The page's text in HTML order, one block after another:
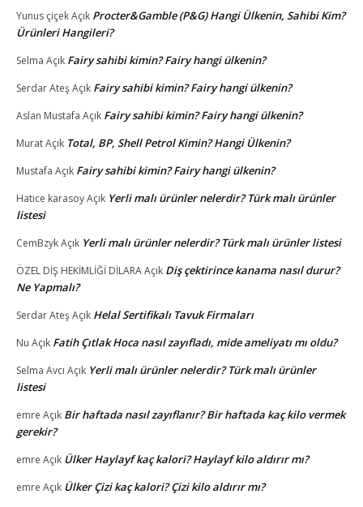
Yunus çiçekAçık Procter&Gamble (P&G) Hangi Ülkenin, Sahibi Kim?
Ürünleri Hangileri?
Selma Açık Fairy sahibi kimin? Fairy hangi ülkenin?
Serdar AteşAçık Fairy sahibi kimin? Fairy hangi ülkenin?
Aslan Mustafa Açık Fairy sahibi kimin? Fairy hangi ülkenin?
MuratAçık Total, BP, Shell Petrol Kimin? Hangi Ülkenin?
Mustafa Açık Fairy sahibi kimin? Fairy hangi ülkenin?
Hatice karasoyAçık Yerli malı ürünler nelerdir? Türk malı ürünler
listesi
CemBzykAçık Yerli malı ürünler nelerdir? Türk malı ürünler listesi
ÖZEL DİŞ HEKİMLİĞİ DİLARAAçık Diş çektirince kanama nasıl durur?
Ne Yapmalı?
Serdar AteşAçık Helal Sertifikalı Tavuk Firmaları
Nu Açık Fatih Çıtlak Hoca nasıl zayıfladı, mide ameliyatı mı oldu?
Selma Avcı Açık Yerli malı ürünler nelerdir? Türk malı ürünler
listesi
emre Açık Bir haftada nasıl zayıflanır? Bir haftada kaç kilo vermek
gerekir?
emre Açık Ülker Haylayf kaç kalori? Haylayf kilo aldırır mı?
emre Açık Ülker Çizi kaç kalori? Çizi kilo aldırır mı?